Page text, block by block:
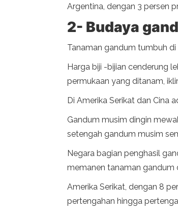
Argentina, dengan 3 persen
2- Budaya
Tanaman gandum tumbuh
Harga biji -bijian cenderung
permukaan yang ditanam,
Di Amerika Serikat dan Cina
Gandum musim dingin
setengah gandum musim
Negara bagian penghasil
memanen tanaman gandum
Amerika Serikat, dengan 8
pertengahan hingga